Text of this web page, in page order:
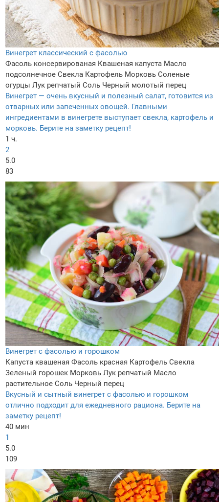
Винегрет классический с фасолью
Фасоль консервированая Квашеная капуста Масло
подсолнечное Свекла Картофель Морковь Соленые
огурцы Лук репчатый Соль Черный молотый перец
Винегрет — очень вкусный и полезный салат, готовится из
отварных или запеченных овощей. Главными
ингредиентами в винегрете выступает свекла, картофель и
морковь. Берите на заметку рецепт!
1 ч.
2
5.0
83
Винегрет с фасолью и горошком
Капуста квашеная Фасоль красная Картофель Свекла
Зеленый горошек Морковь Лук репчатый Масло
растительное Соль Черный перец
Вкусный и сытный винегрет с фасолью и горошком
отлично подходит для ежедневного рациона. Берите на
заметку рецепт!
40 мин
1
5.0
109